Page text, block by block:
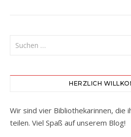
HERZLICH
Wir sind vier Bibliothekarinnen, die
teilen. Viel Spaß auf unserem Blog!